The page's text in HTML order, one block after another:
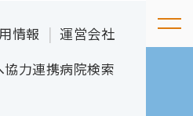
情報
運営会社
協力連携病院検索